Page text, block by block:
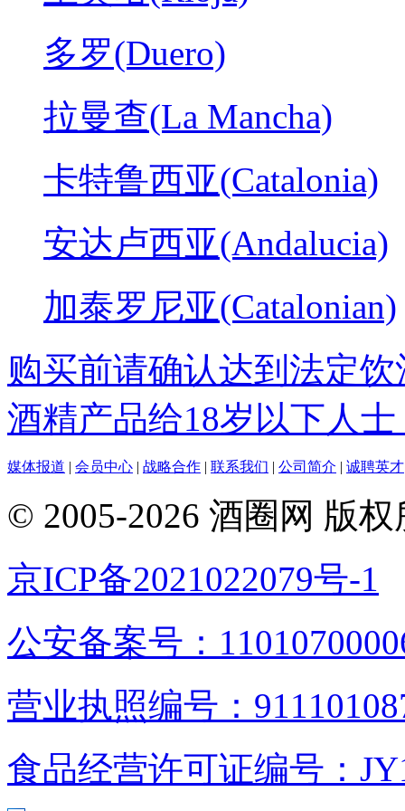
多罗(Duero)
拉曼查(La Mancha)
卡特鲁西亚(Catalonia)
安达卢西亚(Andalucia)
加泰罗尼亚(Catalonian)
购买前请确认达到法定
酒精产品给18岁以下人士
媒体报道 | 会员中心 | 战略合作 | 联系我们 | 公司简介 | 诚聘英才
© 2005-2026 酒圈网 版
京ICP备2021022079号-1
公安备案号：
营业执照编号：
食品经营许可证编号：